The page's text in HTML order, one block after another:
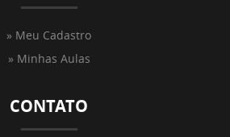
» Meu Cadastro
» Minhas Aulas
CONTATO